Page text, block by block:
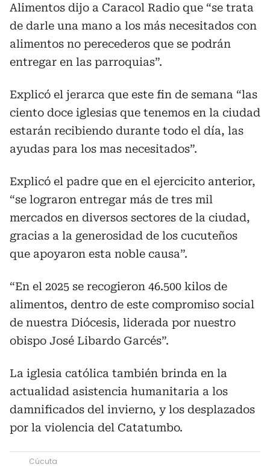
Alimentos dijo a Caracol Radio que “se trata
de darle una mano a los más necesitados con
alimentos no perecederos que se podrán
entregar en las parroquias”.
Explicó el jerarca que este fin de semana “las
ciento doce iglesias que tenemos en la ciudad
estarán recibiendo durante todo el día, las
ayudas para los mas necesitados”.
Explicó el padre que en el ejercicito anterior,
“se lograron entregar más de tres mil
mercados en diversos sectores de la ciudad,
gracias a la generosidad de los cucuteños
que apoyaron esta noble causa”.
“En el 2025 se recogieron 46.500 kilos de
alimentos, dentro de este compromiso social
de nuestra Diócesis, liderada por nuestro
obispo José Libardo Garcés”.
La iglesia católica también brinda en la
actualidad asistencia humanitaria a los
damnificados del invierno, y los desplazados
por la violencia del Catatumbo.
Cúcuta